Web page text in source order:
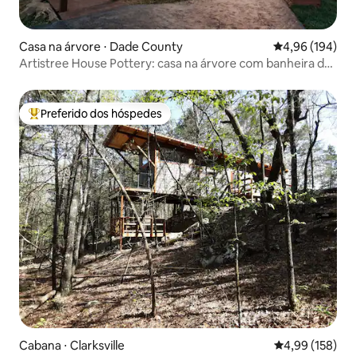
Casa na árvore ⋅ Dade County 4,96 de uma
4,96 (194)
Artistree House Pottery: casa na árvore com banheira de
Entre os melhores preferidos dos hóspedes
Preferido dos hóspedes
Cabana ⋅ Clarksville 4,99 de uma
4,99 (158)